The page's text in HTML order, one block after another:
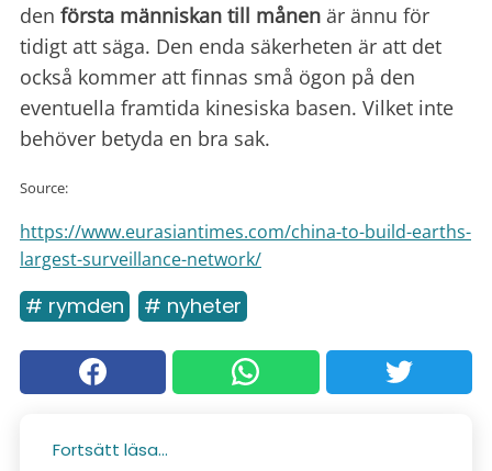
den första människan till månen är ännu för
tidigt att säga. Den enda säkerheten är att det
också kommer att finnas små ögon på den
eventuella framtida kinesiska basen. Vilket inte
behöver betyda en bra sak.
Source:
https://www.eurasiantimes.com/china-to-build-earths-
largest-surveillance-network/
# rymden # nyheter
Fortsätt läsa...